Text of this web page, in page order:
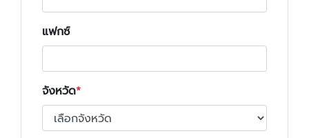
แฟกซ์
จังหวัด